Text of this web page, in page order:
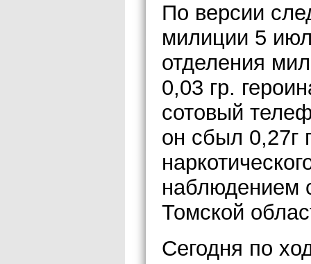
По версии
милиции 5
отделения
0,03 гр.
сотовый
он сбыл 0,27г
наблюдением
Томской
Сегодня по